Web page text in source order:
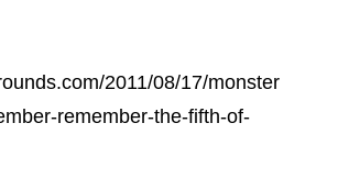
2011/08/17/monster
remember-the-fifth-of-